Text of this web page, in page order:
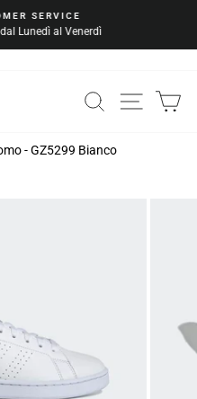
Metti
SERVICE
al Venerdì
CERCA
- GZ5299 Bianco